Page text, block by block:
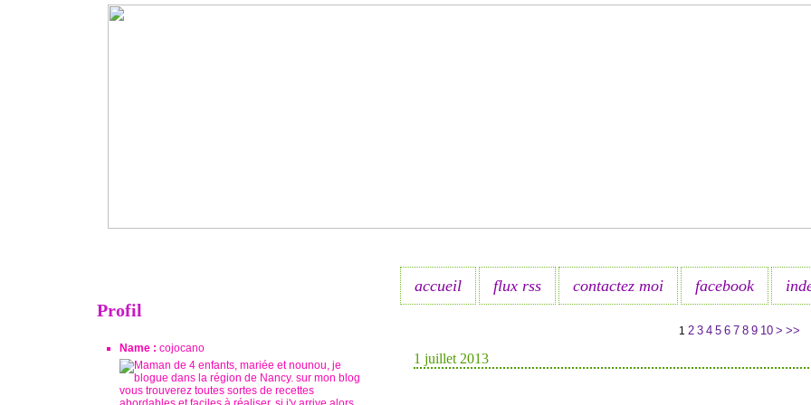
Profil
Name : cojocano
accueil flux rss contactez moi facebook
1 2 3 4 5 6 7 8 9 10 > >>
1 juillet 2013